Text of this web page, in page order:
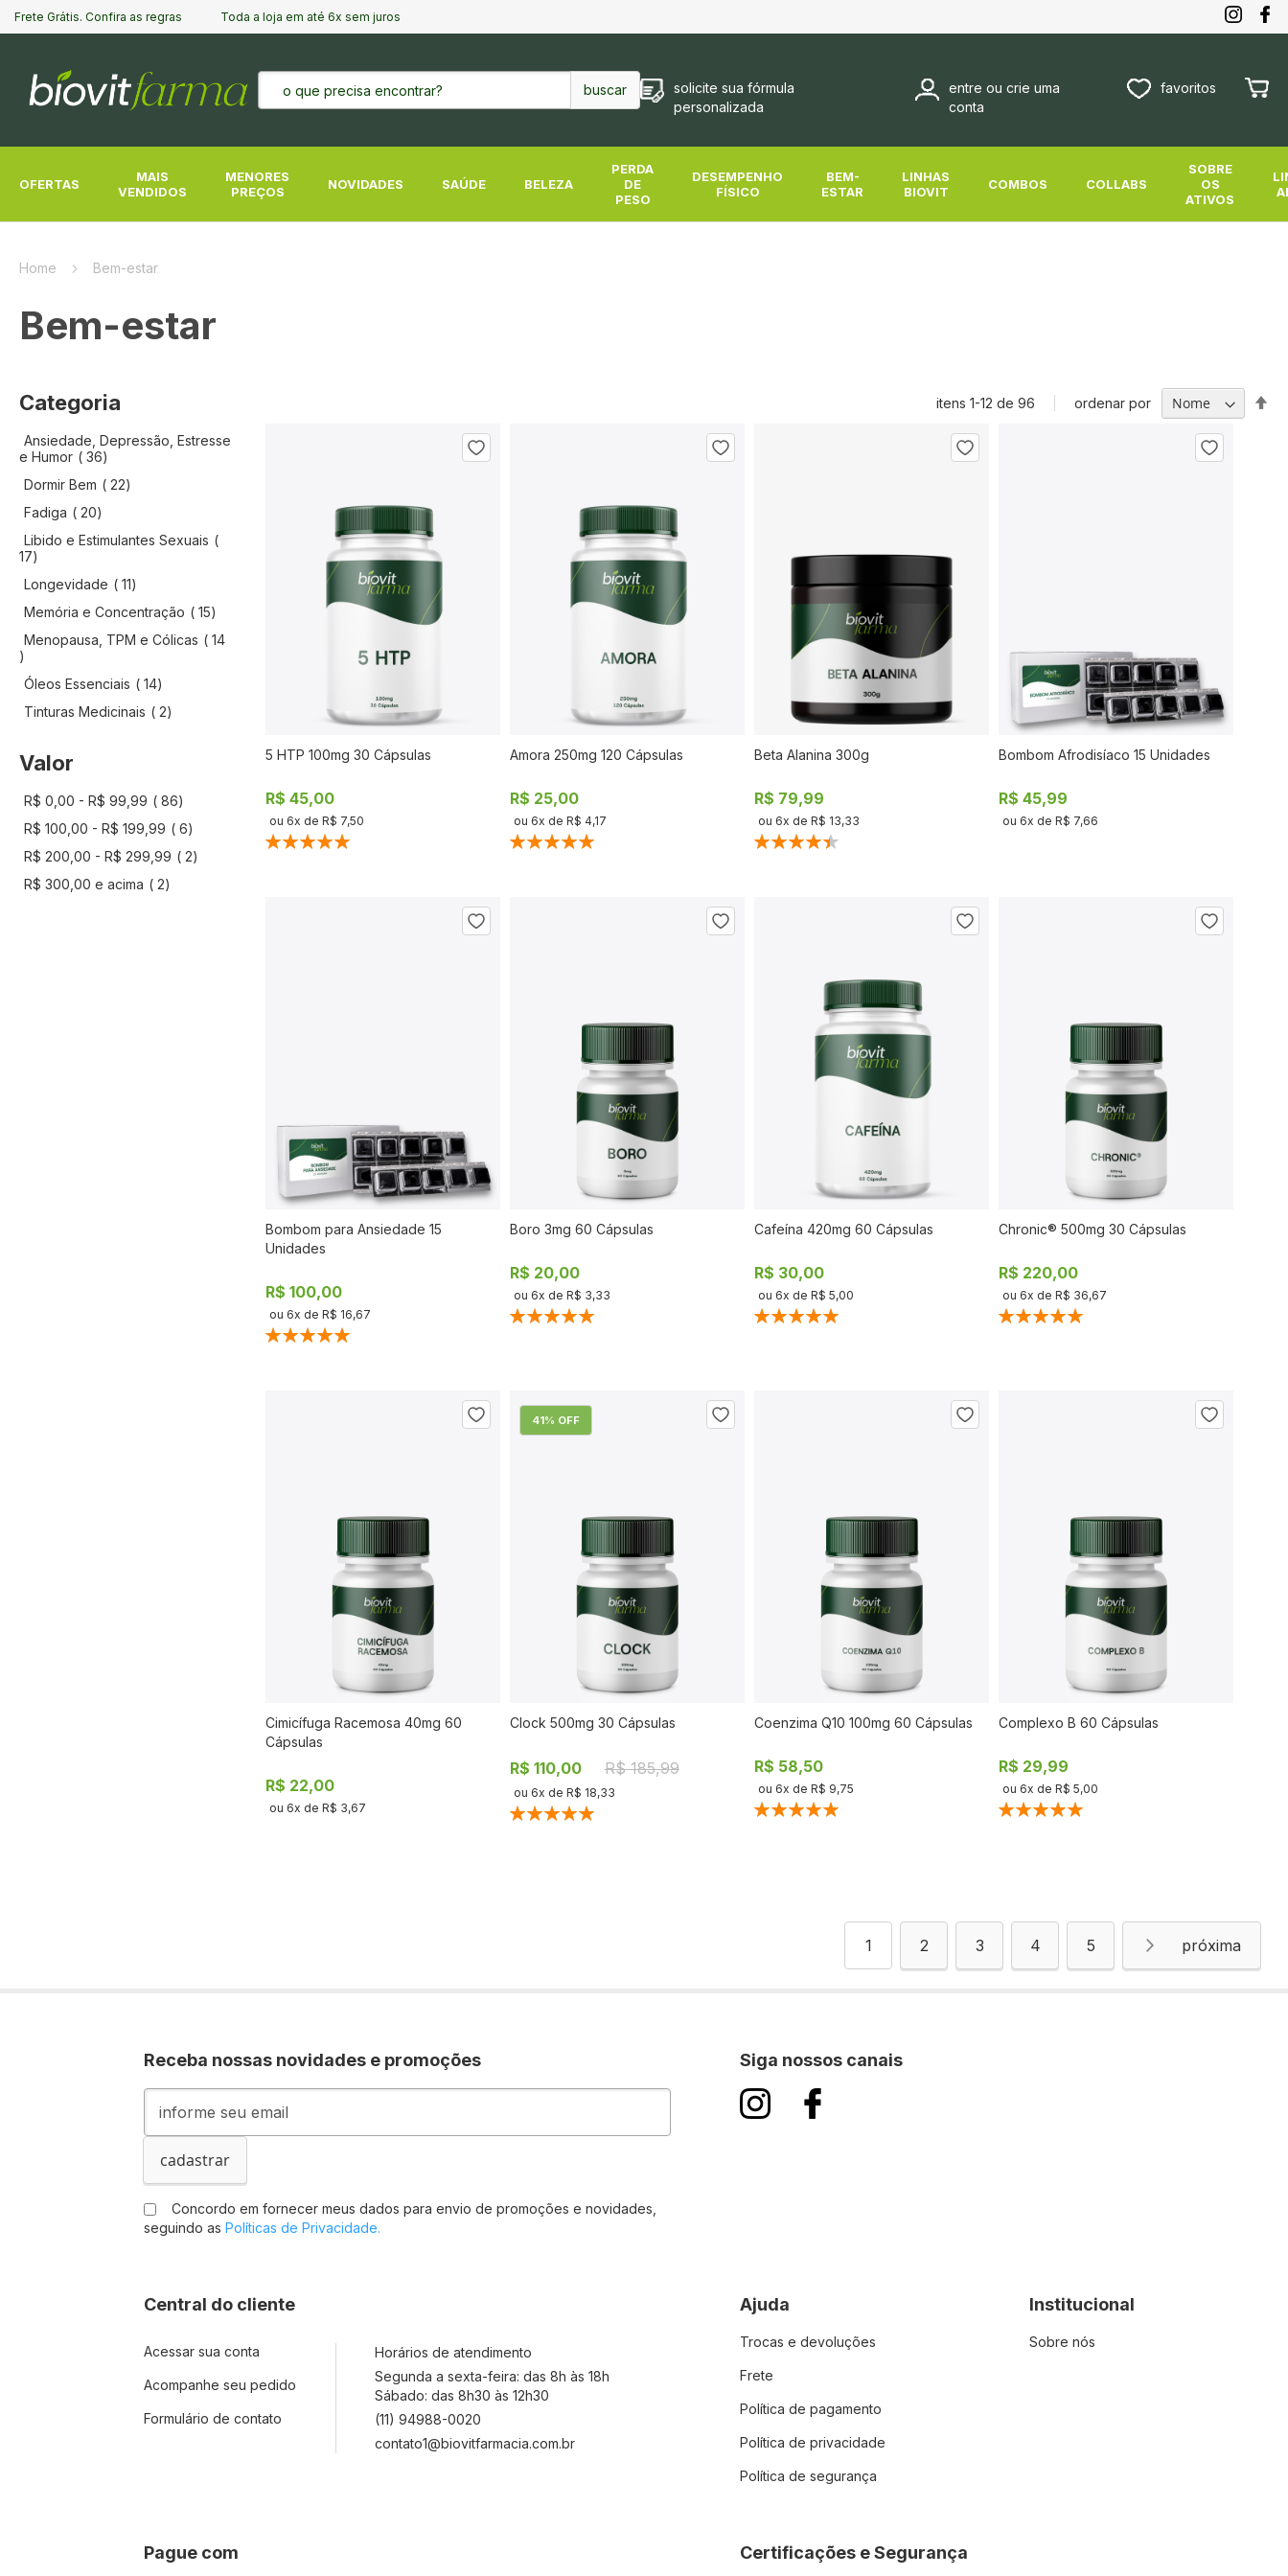
Frete Grátis. Confira as regras Toda a loja em até 6x sem juros
Pesquisa
solicite sua fórmula
personalizada
entre ou crie uma
conta
favoritos Meu
OFERTAS
MAIS
VENDIDOS
MENORES
PREÇOS
NOVIDADES SAÚDE BELEZA
PERDA
DE
PESO
DESEMPENHO
FÍSICO
BEM-
ESTAR
LINHAS
BIOVIT
COMBOS COLLABS
SOBRE
OS
ATIVOS
Home Bem-estar
Bem-estar
itens 1-12 de 96 ordenar por
5 HTP 100mg 30 Cápsulas
R$ 45,00
ou 6x de R$ 7,50
Classificação:
Amora 250mg 120 Cápsulas
R$ 25,00
ou 6x de R$ 4,17
Classificação:
Beta Alanina 300g
R$ 79,99
ou 6x deR$ 13,33
Classificação:
Bombom Afrodisíaco 15 Unidades
R$ 45,99
ou 6x deR$ 7,66
Bombom para Ansiedade 15
Unidades
R$ 100,00
ou 6x de R$ 16,67
Classificação:
Boro 3mg 60 Cápsulas
R$ 20,00
ou 6x de R$ 3,33
Classificação:
Cafeína 420mg 60 Cápsulas
R$ 30,00
ou 6x deR$ 5,00
Classificação:
Chronic® 500mg 30 Cápsulas
R$ 220,00
ou 6x deR$ 36,67
Classificação:
Cimicífuga Racemosa 40mg 60
Cápsulas
R$ 22,00
ou 6x de R$ 3,67
41% OFF
Clock 500mg 30 Cápsulas
R$ 110,00 R$ 185,99
ou 6x de R$ 18,33
Classificação:
Coenzima Q10 100mg 60 Cápsulas
R$ 58,50
ou 6x deR$ 9,75
Classificação:
Complexo B 60 Cápsulas
R$ 29,99
ou 6x deR$ 5,00
Classificação:
Você esta lendo a pagina
1 Página
2 Página
3 Página
4 Página
5 Página
Próximo
Categoria
Ansiedade, Depressão, Estresse
e Humor
36artigo
Dormir Bem
22artigo
Fadiga
20artigo
Libido e Estimulantes Sexuais
17artigo
Longevidade
11artigo
Memória e Concentração
15artigo
Menopausa, TPM e Cólicas
14
artigo
Óleos Essenciais
14artigo
Tinturas Medicinais
2artigo
Valor
R$ 0,00 - R$ 99,99 86artigo
R$ 100,00 - R$ 199,99 6artigo
R$ 200,00 - R$ 299,99 2artigo
R$ 300,00 e acima 2artigo
Receba nossas novidades e promoções
I
s
v
a
n
n
s
a
t
cadastrar
Concordo em fornecer meus dados para envio de promoções e novidades,
seguindo as Políticas de Privacidade.
Siga nossos canais
Central do cliente
Acessar sua conta
Acompanhe seu pedido
Formulário de contato
Horários de atendimento
Segunda a sexta-feira: das 8h às 18h
Sábado: das 8h30 às 12h30
(11) 94988-0020
contato1@biovitfarmacia.com.br
Ajuda
Trocas e devoluções
Frete
Política de pagamento
Política de privacidade
Política de segurança
Institucional
Sobre nós
Pague com Certificações e Segurança